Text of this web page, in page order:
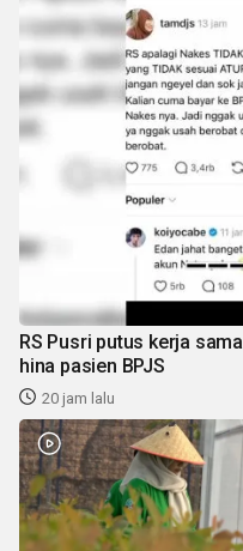
RS Pusri putus kerja
hina pasien BPJS
20 jam lalu